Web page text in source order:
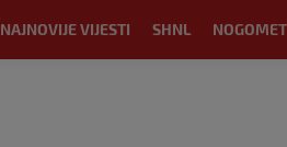
NAJNOVIJE VIJESTI SHNL NOGOMET